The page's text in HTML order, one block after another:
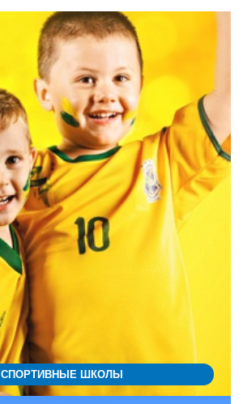
СПОРТИВНЫЕ ШКОЛЫ